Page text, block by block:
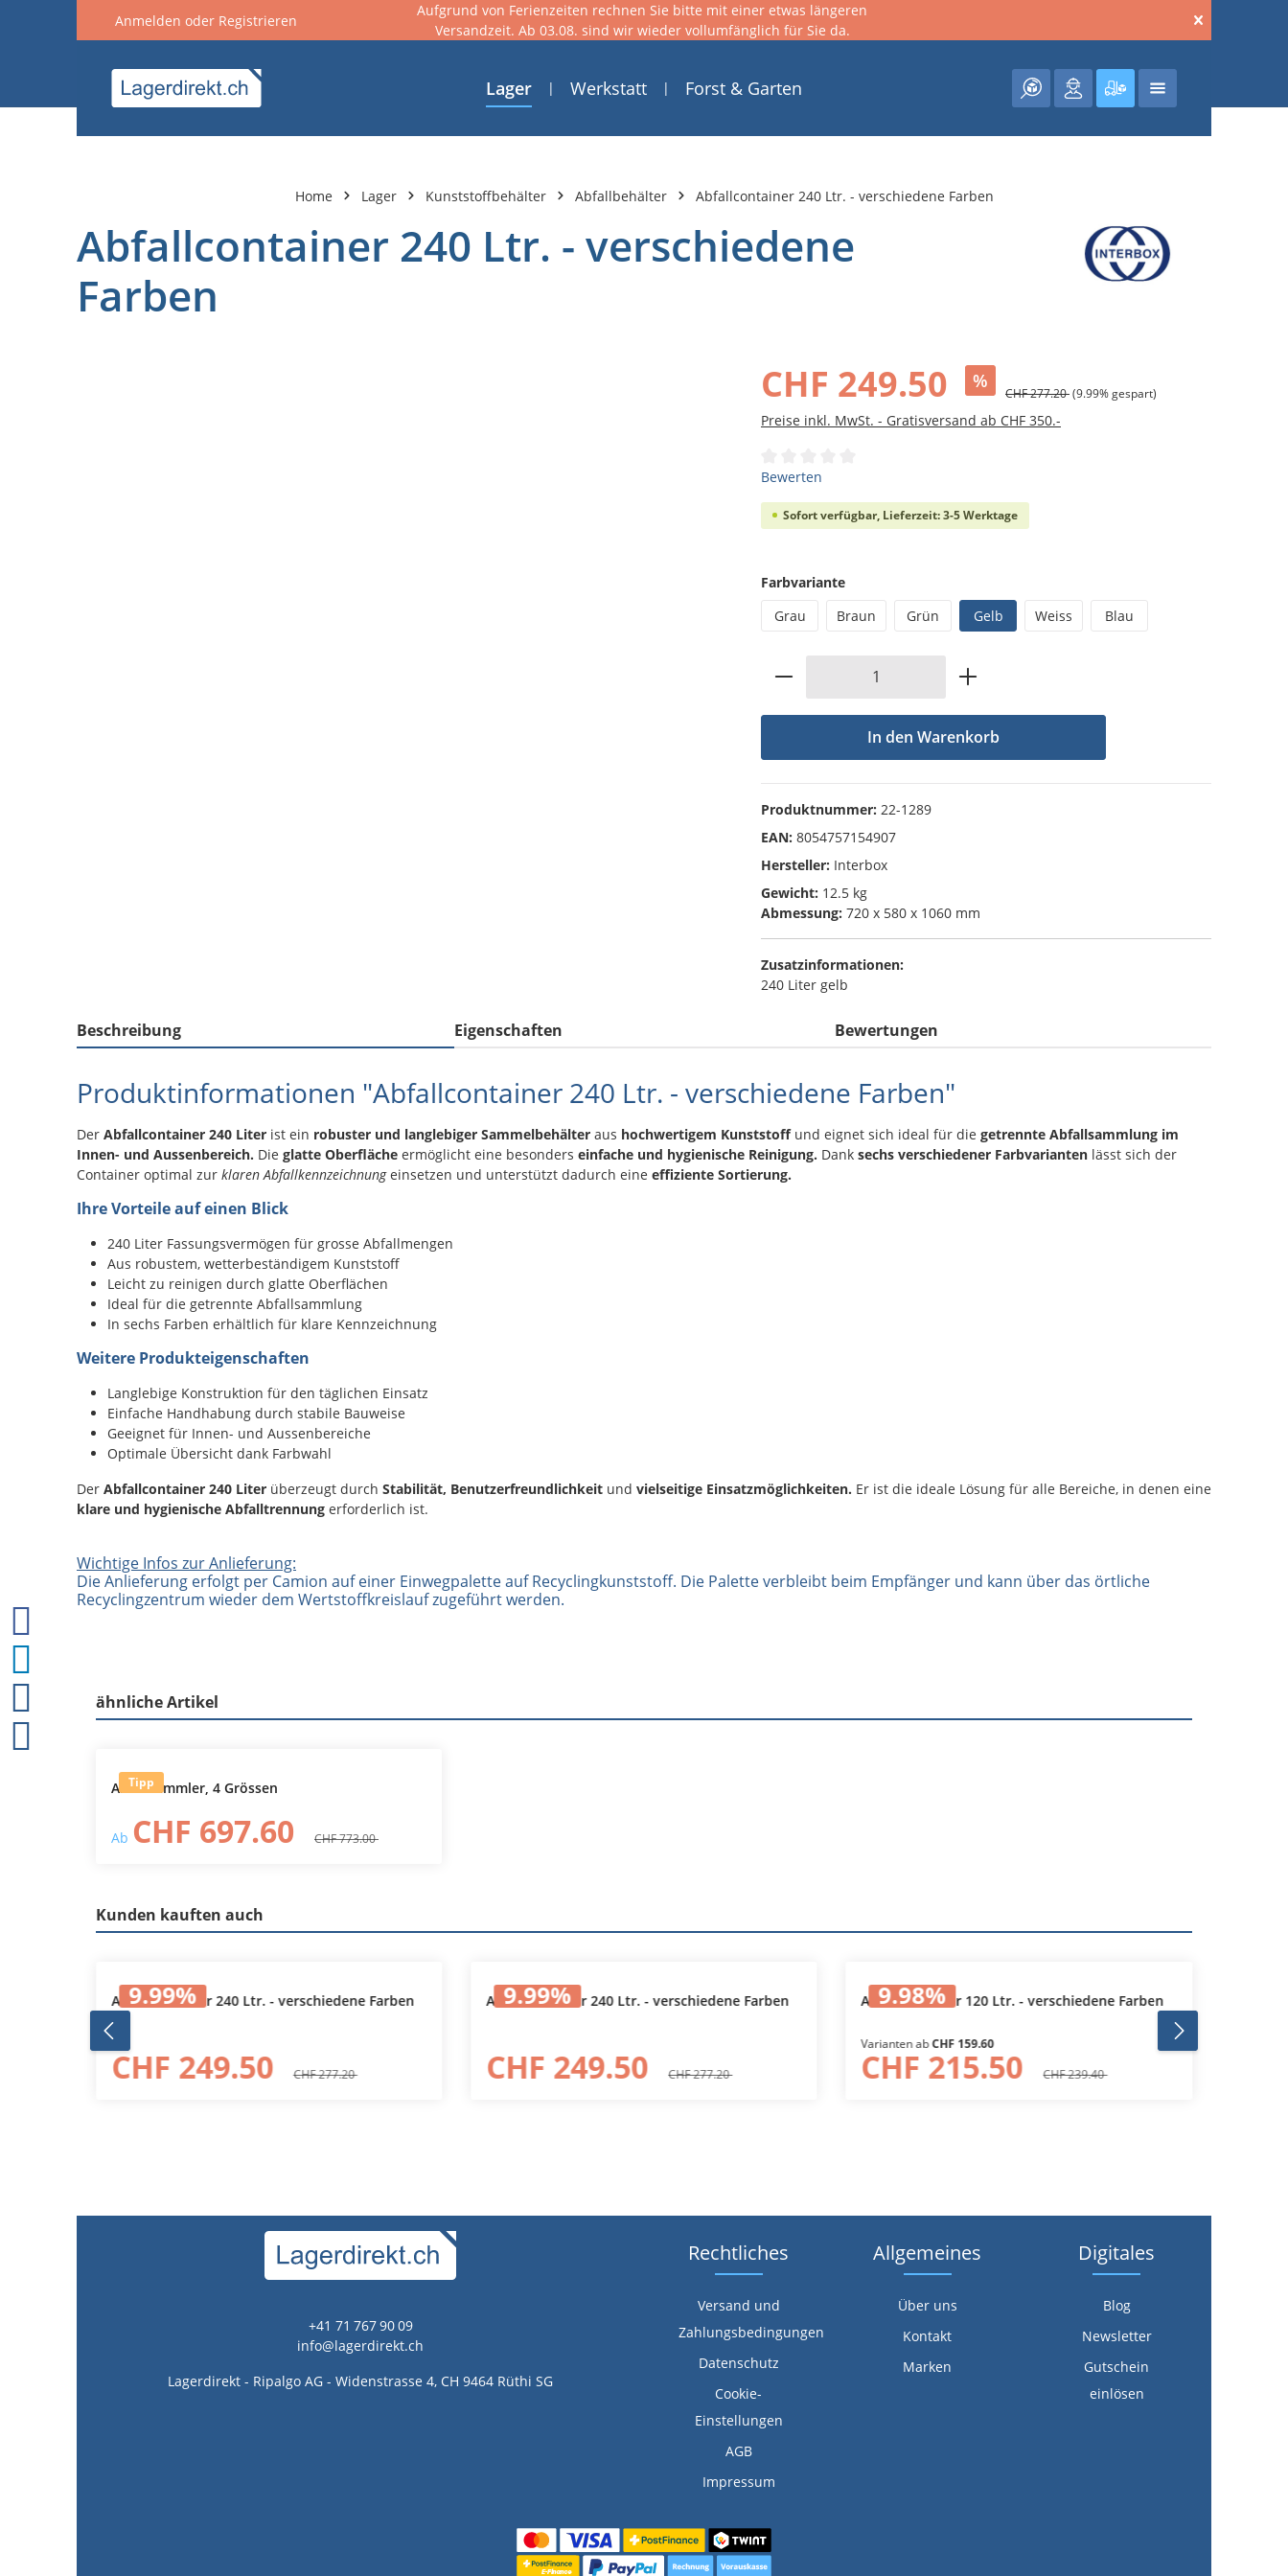
Zur Hauptnavigation springen
Anmelden oder Registrieren
Aufgrund von Ferienzeiten rechnen Sie bitte mit einer etwas längeren
Versandzeit. Ab 03.08. sind wir wieder vollumfänglich für Sie da.
Lager Werkstatt Forst & Garten Warenkorb enthält 0
Home Lager Kunststoffbehälter Abfallbehälter Abfallcontainer 240 Ltr. - verschiedene Farben
Abfallcontainer 240 Ltr. - verschiedene
Farben
CHF 249.50 %
CHF 277.20(9.99% gespart)
Preise inkl. MwSt. - Gratisversand ab CHF 350.-
Durchschnittliche Bewertung von 0 von 5 Sternen
Bewerten
Sofort verfügbar, Lieferzeit: 3-5 Werktage
Farbvarianteauswählen
Grau
Braun Grün Gelb Weiss Blau
Produkt Anzahl: Gib den gewünschten Wert
In den Warenkorb
Produktnummer: 22-1289
EAN: 8054757154907
Hersteller: Interbox
Gewicht: 12.5 kg
Abmessung: 720 x 580 x 1060 mm
Zusatzinformationen:
240 Liter gelb
Beschreibung Eigenschaften Bewertungen
Produktinformationen "Abfallcontainer 240 Ltr. - verschiedene Farben"
Der Abfallcontainer 240 Liter ist ein robuster und langlebiger Sammelbehälter aus hochwertigem Kunststoffund eignet sich ideal für die getrennte Abfallsammlung im
Innen- und Aussenbereich. Die glatte Oberfläche ermöglicht eine besonders einfache und hygienische Reinigung. Dank sechs verschiedener Farbvarianten lässt sich der
Container optimal zur klaren Abfallkennzeichnungeinsetzen und unterstützt dadurch eine effiziente Sortierung.
Ihre Vorteile auf einen Blick
240 Liter Fassungsvermögen für grosse Abfallmengen
Aus robustem, wetterbeständigem Kunststoff
Leicht zu reinigen durch glatte Oberflächen
Ideal für die getrennte Abfallsammlung
In sechs Farben erhältlich für klare Kennzeichnung
Weitere Produkteigenschaften
Langlebige Konstruktion für den täglichen Einsatz
Einfache Handhabung durch stabile Bauweise
Geeignet für Innen- und Aussenbereiche
Optimale Übersicht dank Farbwahl
Der Abfallcontainer 240 Liter überzeugt durch Stabilität, Benutzerfreundlichkeit und vielseitige Einsatzmöglichkeiten. Er ist die ideale Lösung für alle Bereiche, in denen eine
klare und hygienische Abfalltrennung erforderlich ist.
Wichtige Infos zur Anlieferung:
Die Anlieferung erfolgt per Camion auf einer Einwegpalette auf Recyclingkunststoff. Die Palette verbleibt beim Empfänger und kann über das örtliche
Recyclingzentrum wieder dem Wertstoffkreislauf zugeführt werden.
ähnliche Artikel
Tipp
Abfallsammler, 4 Grössen
Ab CHF 697.60 CHF 773.00
Kunden kauften auch
9.99%
Abfallcontainer 240 Ltr. - verschiedene Farben
CHF 249.50 CHF 277.20
9.99%
Abfallcontainer 240 Ltr. - verschiedene Farben
CHF 249.50 CHF 277.20
9.98%
Abfallcontainer 120 Ltr. - verschiedene Farben
Varianten abCHF 159.60
CHF 215.50 CHF 239.40
+41 71 767 90 09
info@lagerdirekt.ch
Lagerdirekt - Ripalgo AG - Widenstrasse 4, CH 9464 Rüthi SG
Rechtliches
Versand und
Zahlungsbedingungen
Datenschutz
Cookie-
Einstellungen
AGB
Impressum
Allgemeines
Über uns
Kontakt
Marken
Digitales
Blog
Newsletter
Gutschein
einlösen